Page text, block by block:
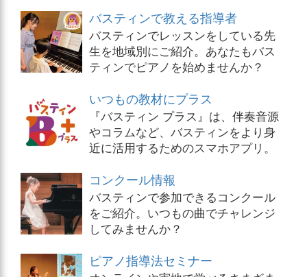
バスティンで教える指導者
バスティンでレッスンをしている先
生を地域別にご紹介。あなたもバス
ティンでピアノを始めませんか？
いつもの教材にプラス
『バスティン プラス』は、伴奏音源
やコラムなど、バスティンをより身
近に活用するためのスマホアプリ。
コンクール情報
バスティンで参加できるコンクール
をご紹介。いつもの曲でチャレンジ
してみませんか？
ピアノ指導法セミナー